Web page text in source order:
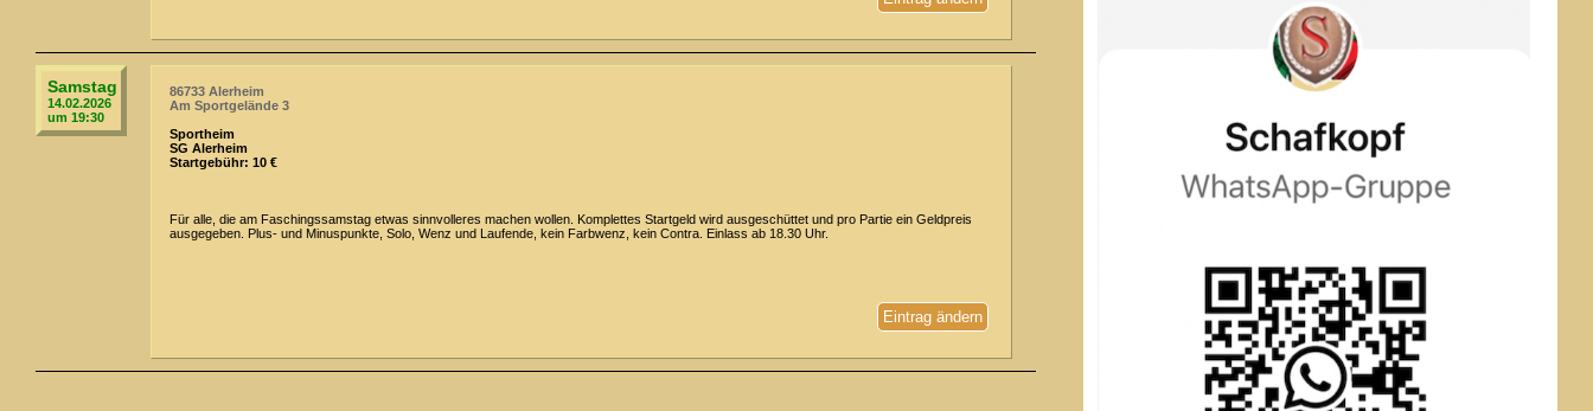
Samstag
14.02.2026
um 19:30
86733 Alerheim
Am Sportgelände 3
Sportheim
SG Alerheim
Startgebühr: 10 €
Für alle, die am Faschingssamstag etwas sinnvolleres machen wollen. Komplettes Startgeld wird ausgeschüttet und pro Partie ein Geldpreis
ausgegeben. Plus- und Minuspunkte, Solo, Wenz und Laufende, kein Farbwenz, kein Contra. Einlass ab 18.30 Uhr.
Eintrag ändern